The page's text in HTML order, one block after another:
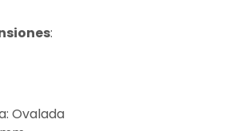
:
Ovalada